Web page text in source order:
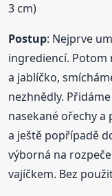
3 cm)
Postup: Nejprve
ingrediencí.
a jablíčko,
nezhnědly.
nasekané ořechy
a ještě popřípadě
výborná na
vajíčkem. Bez